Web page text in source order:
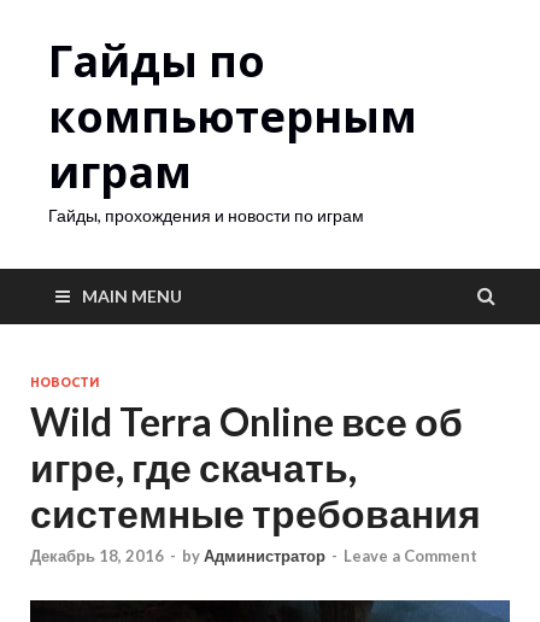
Гайды по
компьютерным
играм
Гайды, прохождения и новости по играм
MAIN MENU
НОВОСТИ
Wild Terra Online все об
игре, где скачать,
системные требования
Декабрь 18, 2016 - byАдминистратор - Leave a Comment